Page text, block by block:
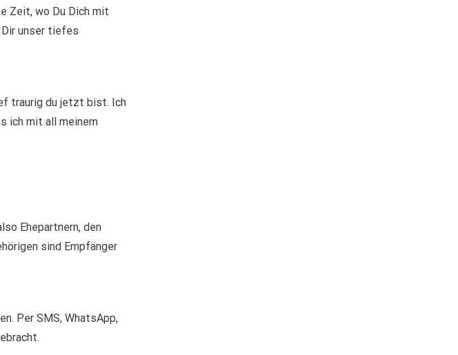
Zeit, wo Du Dich mit
Dir unser tiefes
traurig du jetzt bist. Ich
ich mit all meinem
Ehepartnern, den
sind Empfänger
Per SMS, WhatsApp,